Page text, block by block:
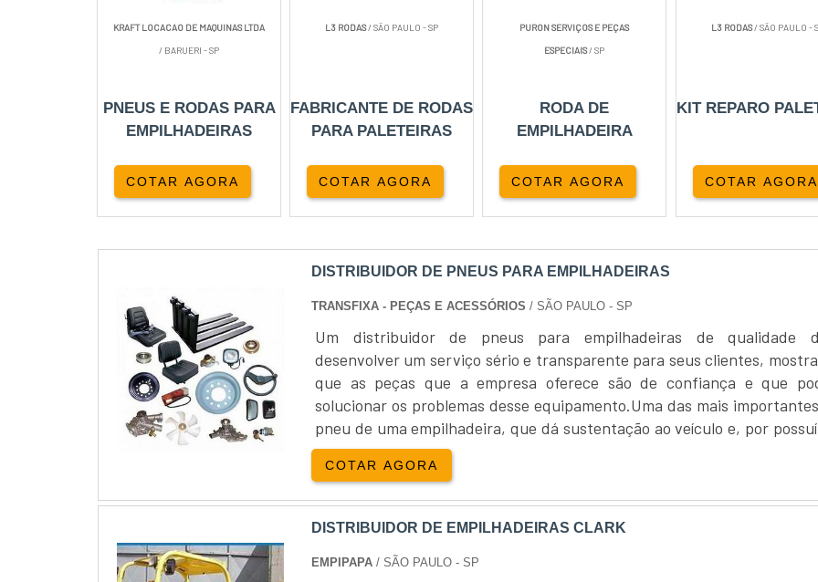
KRAFT LOCACAO DE MAQUINAS LTDA
/ BARUERI - SP
PNEUS E RODAS PARA
EMPILHADEIRAS
COTAR AGORA
L3 RODAS/ SÃO PAULO - SP
FABRICANTE DE RODAS
PARA PALETEIRAS
COTAR AGORA
PURON SERVIÇOS E PEÇAS
ESPECIAIS/ SP
RODA DE
EMPILHADEIRA
COTAR AGORA
L3 RODAS/ SÃO PAULO -
KIT REPARO
COTAR AGORA
DISTRIBUIDOR DE PNEUS PARA EMPILHADEIRAS
TRANSFIXA - PEÇAS E ACESSÓRIOS / SÃO PAULO - SP
Um distribuidor de pneus para empilhadeiras de qualidade
desenvolver um serviço sério e transparente para seus clientes,
que as peças que a empresa oferece são de confiança e que
solucionar os problemas desse equipamento.Uma das mais
pneu de uma empilhadeira, que dá sustentação ao veículo e, por
alta tecnologia, podem durar por muitos anos, fazendo com
empilhadeira apresente bons resu...
COTAR AGORA
DISTRIBUIDOR DE EMPILHADEIRAS CLARK
EMPIPAPA / SÃO PAULO - SP